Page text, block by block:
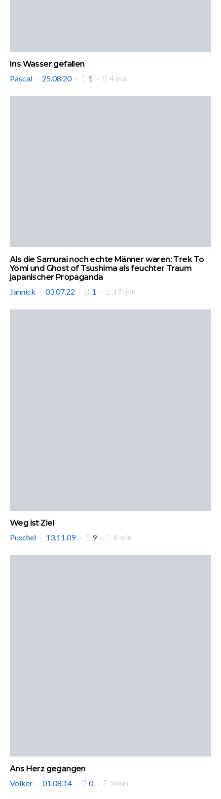
Ins Wasser gefallen
Pascal
25.08.20 1 4 min
Als die Samurai noch echte Männer waren: Trek To
Yomi und Ghost of Tsushima als feuchter Traum
japanischer Propaganda
Jannick
03.07.22 1 17 min
Weg ist Ziel
Puschel
13.11.09 9 8 min
Ans Herz gegangen
Volker
01.08.14 0 3 min